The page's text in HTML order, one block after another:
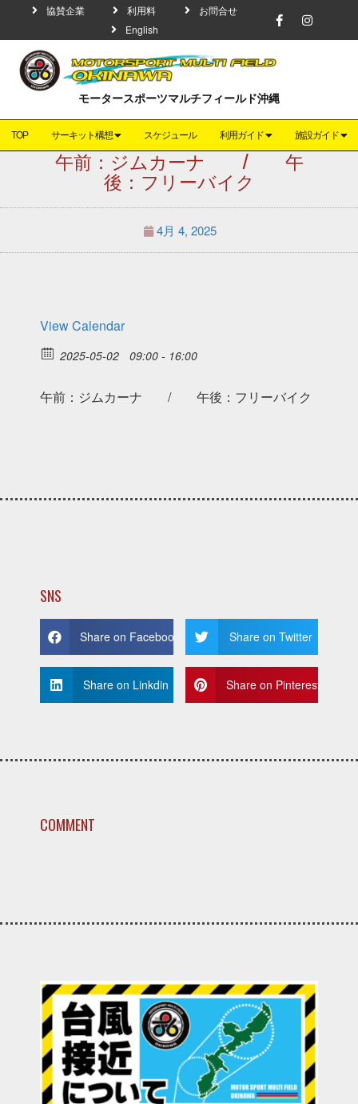
協賛企業 利用料
お問合せ
English
モータースポーツマルチフィールド沖縄
TOP サーキット構想 スケジュール 利用ガイド 施設ガイド
午前：ジムカーナ / 午
後：フリーバイク
4月 4, 2025
View Calendar
2025-05-02 09:00 - 16:00
午前：ジムカーナ / 午後：フリーバイク
SNS
Share on Facebook Share on Twitter
Share on Linkdin Share on Pinterest
COMMENT